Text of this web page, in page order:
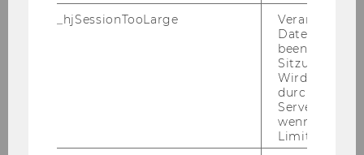
_hjSessionTooLarge
Veranlasst
beenden,
Sitzung zu
Wird
durch ein
Servers
wenn die
Limit